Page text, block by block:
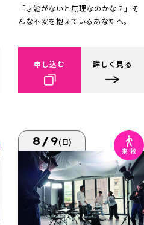
「才能がないと無理なのかな？」そ
んな不安を抱えているあなたへ。
申し込む 詳しく見る
8/9(日)